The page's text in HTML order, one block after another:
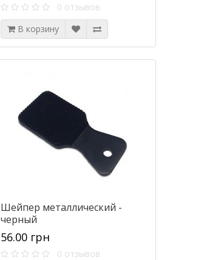
0 отзывов
В корзину
Шейпер металлический -
черный
56.00 грн
0 отзывов